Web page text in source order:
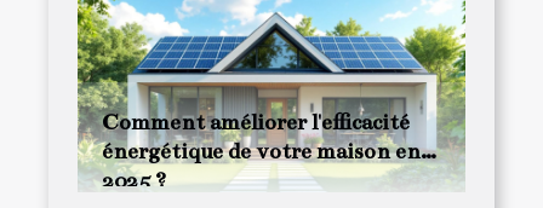
Comment améliorer l'efficacité
énergétique de votre maison en
2025 ?